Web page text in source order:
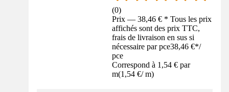
(0)
Prix — 38,46 € * Tous les prix
affichés sont des prix TTC,
frais de livraison en sus si
nécessaire par pce38,46 €*/
pce
Correspond à 1,54 € par
m(1,54 €/ m)